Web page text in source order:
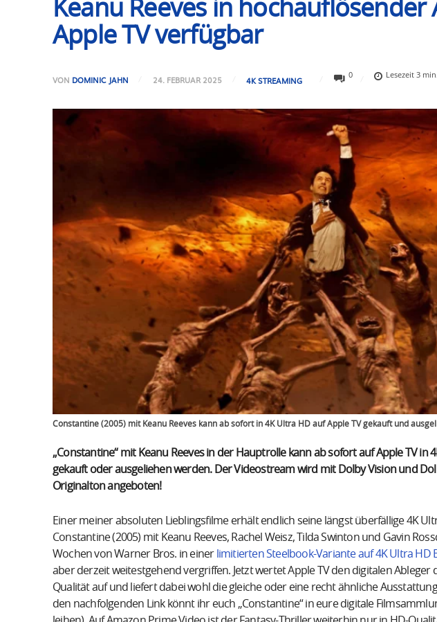
Keanu Reeves in
Apple TV verfügbar
VON DOMINIC JAHN 24. FEBRUAR 2025 4K STREAMING
0 Lesezeit3 min.
Constantine (2005) mit Keanu Reeves kann ab sofort in 4K Ultra HD auf Apple TV gekauft und
„Constantine“ mit Keanu Reeves in der Hauptrolle kann ab sofort auf Apple TV in
gekauft oder ausgeliehen werden. Der Videostream wird mit Dolby Vision und
Originalton angeboten!
Einer meiner absoluten Lieblingsfilme erhält endlich seine längst überfällige 4K
Constantine (2005) mit Keanu Reeves, Rachel Weisz, Tilda Swinton und Gavin
Wochen von Warner Bros. in einer limitierten Steelbook-Variante auf 4K Ultra HD
aber derzeit weitestgehend vergriffen. Jetzt wertet Apple TV den digitalen Ableger
Qualität auf und liefert dabei wohl die gleiche oder eine recht ähnliche
den nachfolgenden Link könnt ihr euch „Constantine“ in eure digitale